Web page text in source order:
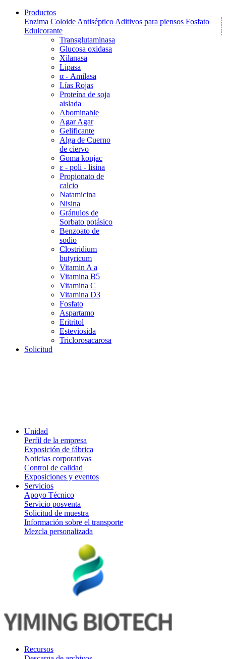
Productos
Enzima Coloide Antiséptico Aditivos para piensos Fosfato
Edulcorante
Transglutaminasa
Glucosa oxidasa
Xilanasa
Lipasa
α - Amilasa
Lías Rojas
Proteína de soja
aislada
Abominable
Agar Agar
Gelificante
Alga de Cuerno
de ciervo
Goma konjac
ε - poli - lisina
Propionato de
calcio
Natamicina
Nisina
Gránulos de
Sorbato potásico
Benzoato de
sodio
Clostridium
butyricum
Vitamin A a
Vitamina B5
Vitamina C
Vitamina D3
Fosfato
Aspartamo
Eritritol
Esteviosida
Triclorosacarosa
Solicitud
Unidad
Perfil de la empresa
Exposición de fábrica
Noticias corporativas
Control de calidad
Exposiciones y eventos
Servicios
Apoyo Técnico
Servicio posventa
Solicitud de muestra
Información sobre el transporte
Mezcla personalizada
Recursos